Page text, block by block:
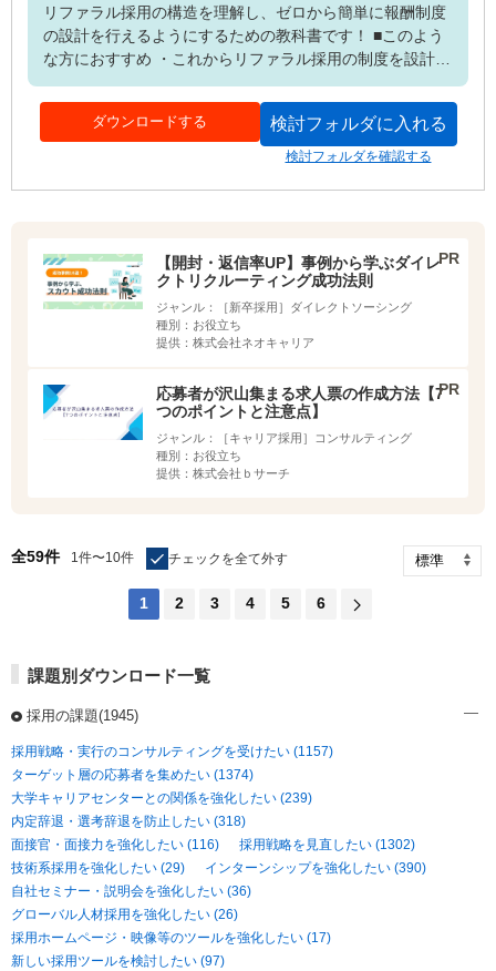
リファラル採用の構造を理解し、ゼロから簡単に報酬制度
の設計を行えるようにするための教科書です！ ■このよう
な方におすすめ ・これからリファラル採用の制度を設計す
は社員のモチベーションアップに寄与するのか知りたい ・
紹介報酬制度の法的課題と回避方法を学びたい
ダウンロードする 検討フォルダに入れる
検討フォルダを確認する
【開封・返信率UP】事例から学ぶダイレ
クトリクルーティング成功法則
ジャンル：
［新卒採用］ダイレクトソーシング
種別： お役立ち
提供： 株式会社ネオキャリア
応募者が沢山集まる求人票の作成方法【7
つのポイントと注意点】
ジャンル：
［キャリア採用］コンサルティング
種別： お役立ち
提供： 株式会社ｂサーチ
全59件 1件〜10件 チェックを全て外す
1 2 3 4 5 6
課題別ダウンロード一覧
採用の課題(1945)
採用戦略・実行のコンサルティングを受けたい (1157)
ターゲット層の応募者を集めたい (1374)
大学キャリアセンターとの関係を強化したい (239)
内定辞退・選考辞退を防止したい (318)
面接官・面接力を強化したい (116)
採用戦略を見直したい (1302)
技術系採用を強化したい (29)
インターンシップを強化したい (390)
自社セミナー・説明会を強化したい (36)
グローバル人材採用を強化したい (26)
採用ホームページ・映像等のツールを強化したい (17)
新しい採用ツールを検討したい (97)